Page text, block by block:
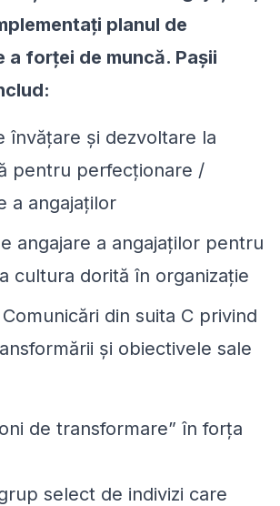
planul de
a forței de muncă. Pașii
învățare și dezvoltare la
pentru perfecționare /
a angajaților
angajare a angajaților pentru
cultura dorită în organizație
din suita C privind
și obiectivele sale
de transformare” în forța
select de indivizi care